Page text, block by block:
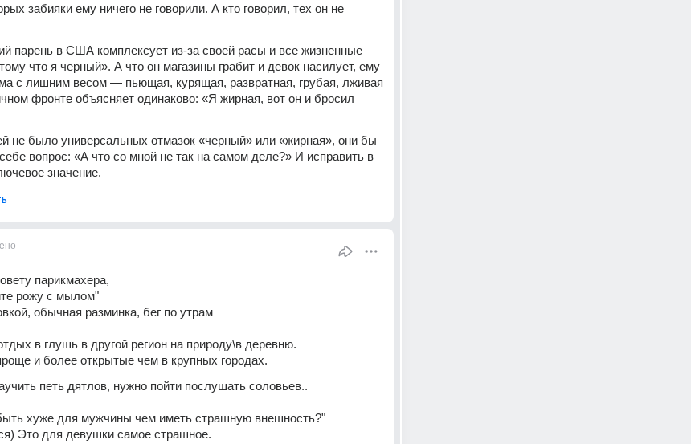
забияки ему ничего не говорили. А кто говорил, тех он не
парень в США комплексует из-за своей расы и все жизненные
что я черный». А что он магазины грабит и девок насилует, ему
с лишним весом — пьющая, курящая, развратная, грубая, лживая
фронте объясняет одинаково: «Я жирная, вот он и бросил
не было универсальных отмазок «черный» или «жирная», они бы
вопрос: «А что со мной не так на самом деле?» И исправить в
значение.
парикмахера,
рожу с мылом"
обычная разминка, бег по утрам
в глушь в другой регион на природу\в деревню.
и более открытые чем в крупных городах.
петь дятлов, нужно пойти послушать соловьев..
хуже для мужчины чем иметь страшную внешность?"
Это для девушки самое страшное.